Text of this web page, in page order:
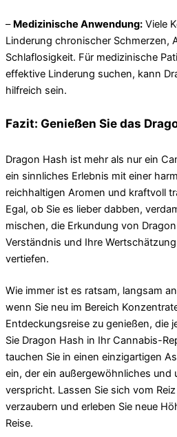
– Medizinische Anwendung: Viele
Linderung chronischer Schmerzen,
Schlaflosigkeit. Für medizinische
effektive Linderung suchen, kann
hilfreich sein.
Fazit: Genießen Sie das
Dragon Hash ist mehr als nur ein
ein sinnliches Erlebnis mit einer
reichhaltigen Aromen und kraftvoll
Egal, ob Sie es lieber dabben,
mischen, die Erkundung von
Verständnis und Ihre
vertiefen.
Wie immer ist es ratsam, langsam
wenn Sie neu im Bereich
Entdeckungsreise zu genießen, die
Sie Dragon Hash in Ihr Cannabis-
tauchen Sie in einen einzigartigen
ein, der ein außergewöhnliches und
verspricht. Lassen Sie sich vom
verzaubern und erleben Sie neue
Reise.